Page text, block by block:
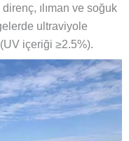
ılıman ve soğuk
ultraviyole
içeriği ≥2.5%).